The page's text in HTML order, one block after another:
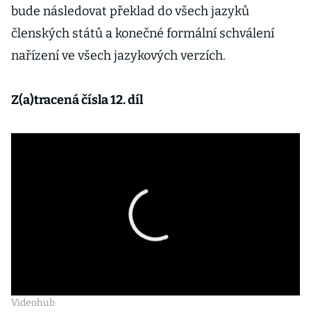
bude následovat překlad do všech jazyků
členských států a konečné formální schválení
nařízení ve všech jazykových verzích.
Z(a)tracená čísla 12. díl
Videohub